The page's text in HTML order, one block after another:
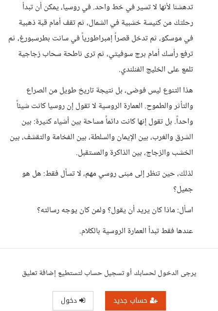
تدهشنا لأنها لا تسير في خط واحد. في روسيا، يمكن أن تبدأ
رحلتك من كنيسة خشبية في الشمال، ثم تقف أمام قبة ذهبية
في موسكو، ثم تدخل قصراً إمبراطورياً في سانت بطرسبورغ، ثم
ترفع رأسك أمام برج سوفيتي، ثم ترى ناطحة سحاب زجاجية
تلمع على الخليج الفنلندي.
هذا التنوع ليس فوضى، بل نتيجة تاريخ طويل من الصراع
والتأثر والطموح. العمارة الروسية لا تقول إن روسيا كانت شيئاً
واحداً. بل تقول إنها كانت دائماً مساحة بين أشياء كثيرة: بين
الشرق والغرب، بين الإيمان والسلطة، بين الفخامة والتقشف، بين
الخشب والزجاج، بين الذاكرة والمستقبل.
لذلك، حين تنظر إلى مبنى روسي مهم، لا تسأل فقط: هل هو
جميل؟
اسأل: ماذا كان يريد أن يقول؟ ولمن كان يوجه رسالته؟
عندها فقط تبدأ العمارة الروسية بالكلام.
يرجى الدخول لحسابك أو تسجيل حساب لتستطيع إضافة تعليق
حساب جديد دخول